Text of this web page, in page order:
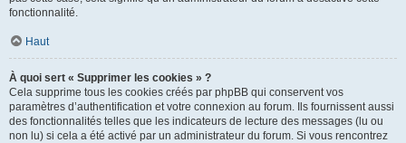
fonctionnalité.
Haut
À quoi sert « Supprimer les cookies » ?
Cela supprime tous les cookies créés par phpBB qui conservent vos
paramètres d’authentification et votre connexion au forum. Ils fournissent aussi
des fonctionnalités telles que les indicateurs de lecture des messages (lu ou
non lu) si cela a été activé par un administrateur du forum. Si vous rencontrez